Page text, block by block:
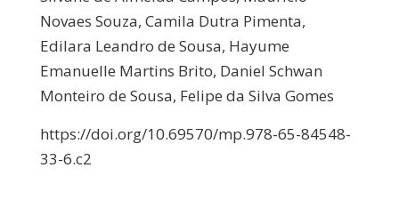
Novaes Souza, Camila Dutra Pimenta,
Edilara Leandro de Sousa, Hayume
Emanuelle Martins Brito, Daniel Schwan
Monteiro de Sousa, Felipe da Silva Gomes
https://doi.org/10.69570/mp.978-65-84548-
33-6.c2